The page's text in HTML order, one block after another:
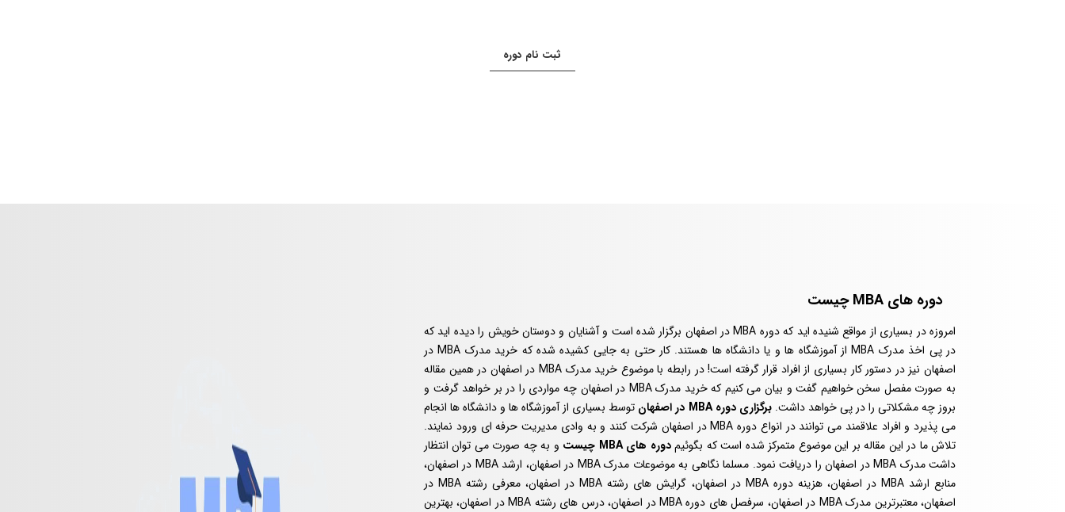
ثبت نام دوره
دوره های MBA چیست
امروزه در بسیاری از مواقع شنیده اید که دوره MBA در اصفهان برگزار شده است و آشنایان و دوستان خویش را دیده اید که
در پی اخذ مدرک MBA از آموزشگاه ها و یا دانشگاه ها هستند. کار حتی به جایی کشیده شده که خرید مدرک MBA در
اصفهان نیز در دستور کار بسیاری از افراد قرار گرفته است! در رابطه با موضوع خرید مدرک MBA در اصفهان در همین مقاله
به صورت مفصل سخن خواهیم گفت و بیان می کنیم که خرید مدرک MBA در اصفهان چه مواردی را در بر خواهد گرفت و
بروز چه مشکلاتی را در پی خواهد داشت.برگزاری دوره MBA در اصفهان
توسط بسیاری از آموزشگاه ها و دانشگاه ها انجام
می پذیرد و افراد علاقمند می توانند در انواع دوره MBA در اصفهان شرکت کنند و به وادی مدیریت حرفه ای ورود نمایند.
تلاش ما در این مقاله بر این موضوع متمرکز شده است که بگوئیمدوره های MBA چیست
و به چه صورت می توان انتظار
داشت مدرک MBA در اصفهان را دریافت نمود. مسلما نگاهی به موضوعات مدرک MBA در اصفهان، ارشد MBA در اصفهان،
منابع ارشد MBA در اصفهان، هزینه دوره MBA در اصفهان، گرایش های رشته MBA در اصفهان، معرفی رشته MBA در
اصفهان، معتبرترین مدرک MBA در اصفهان، سرفصل های دوره MBA در اصفهان، درس های رشته MBA در اصفهان، بهترین